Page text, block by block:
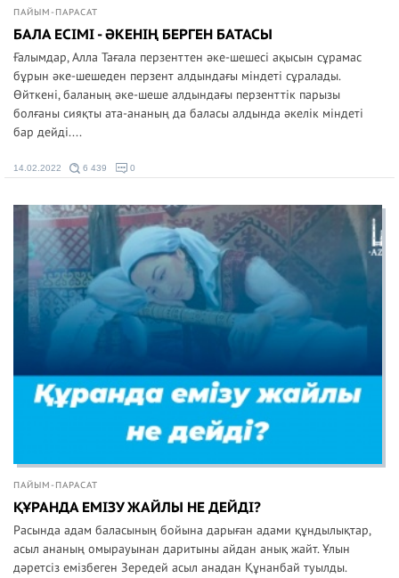
ПАЙЫМ-ПАРАСАТ
БАЛА ЕСІМІ - ӘКЕНІҢ БЕРГЕН БАТАСЫ
Ғалымдар, Алла Тағала перзенттен әке-шешесі ақысын сұрамас
бұрын әке-шешеден перзент алдындағы міндеті сұралады.
Өйткені, баланың әке-шеше алдындағы перзенттік парызы
болғаны сияқты ата-ананың да баласы алдында әкелік міндеті
бар дейді....
14.02.2022 6 439 0
ПАЙЫМ-ПАРАСАТ
ҚҰРАНДА ЕМІЗУ ЖАЙЛЫ НЕ ДЕЙДІ?
Расында адам баласының бойына дарыған адами құндылықтар,
асыл ананың омырауынан даритыны айдан анық жайт. Ұлын
дәретсіз емізбеген Зередей асыл анадан Құнанбай туылды.